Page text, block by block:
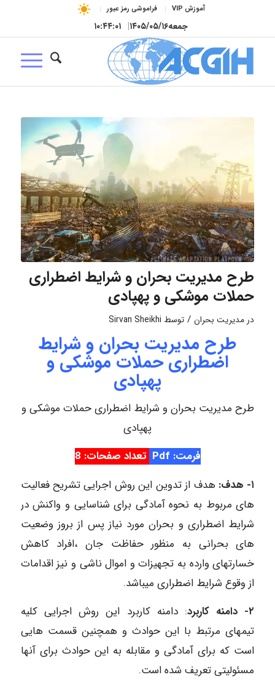
آموزش VIP فراموشی رمز عبور
جمعه۱۴۰۵/۰۵/۱۶| ۱۰:۴۴:۰۲
طرح مدیریت بحران و شرایط اضطراری
حملات موشکی و پهپادی
در مدیریت بحران / توسط Sirvan Sheikhi
طرح مدیریت بحران و شرایط
اضطراری حملات موشکی و
پهپادی
طرح مدیریت بحران و شرایط اضطراری حملات موشکی و
پهپادی
فرمت: Pdf
تعداد صفحات: 8
۱- هدف:
هدف از تدوین این روش اجرایی تشریح فعالیت
های مربوط به نحوه آمادگی برای شناسایی و واکنش در
شرایط اضطراری و بحران مورد نیاز پس از بروز وضعیت
های بحرانی به منظور حفاظت جان ،افراد کاهش
خسارتهای وارده به تجهیزات و اموال ناشی و نیز اقدامات
از وقوع شرایط اضطراری میباشد.
۲- دامنه کاربرد
: دامنه کاربرد این روش اجرایی کلیه
تیمهای مرتبط با این حوادث و همچنین قسمت هایی
است که برای آمادگی و مقابله به این حوادث برای آنها
مسئولیتی تعریف شده است.